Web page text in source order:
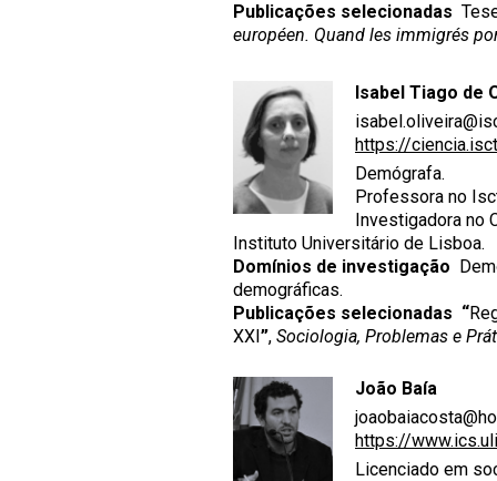
Publicações selecionadas
européen. Quand les immigrés
Isabel Tiago de
https://
Demógrafa.
Professora no
Investigadora no
Instituto Universitário de Lisboa.
Domínios de investigação
demográficas.
Publicações selecionadas “
XXI”, Sociologia, Problemas e
João Baía
https://
Licenciado em